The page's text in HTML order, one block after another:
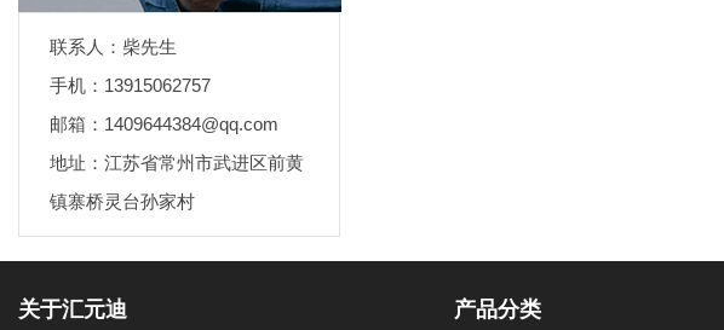
联系人：柴先生
手机：13915062757
邮箱：1409644384@qq.com
地址：江苏省常州市武进区前黄
镇寨桥灵台孙家村
关于汇元迪 产品分类